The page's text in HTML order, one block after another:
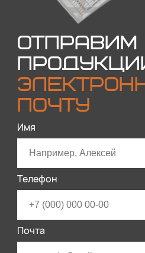
ОТПРАВИМ
ПОЧТУ
Имя
Телефон
Почта